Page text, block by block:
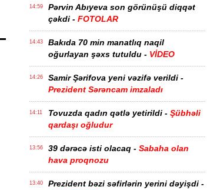
14:59
Pərvin Abıyeva son görünüşü diqqət
çəkdi - FOTOLAR
14:43
Bakıda 70 min manatlıq naqil
oğurlayan şəxs tutuldu - VİDEO
14:26
Samir Şərifova yeni vəzifə verildi -
Prezident Sərəncam imzaladı
14:11 Tovuzda qadın qətlə yetirildi - Şübhəli
qardaşı oğludur
13:56 39 dərəcə isti olacaq - Sabaha olan
hava proqnozu
13:40
Prezident bəzi səfirlərin yerini dəyişdi -